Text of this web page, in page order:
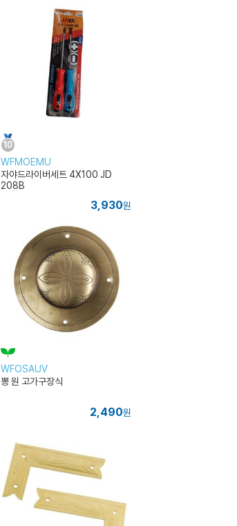
WFMOEMU
자야드라이버세트 4X100 JD
208B
3,930원
WFOSAUV
뽕 원 고가구장식
2,490원